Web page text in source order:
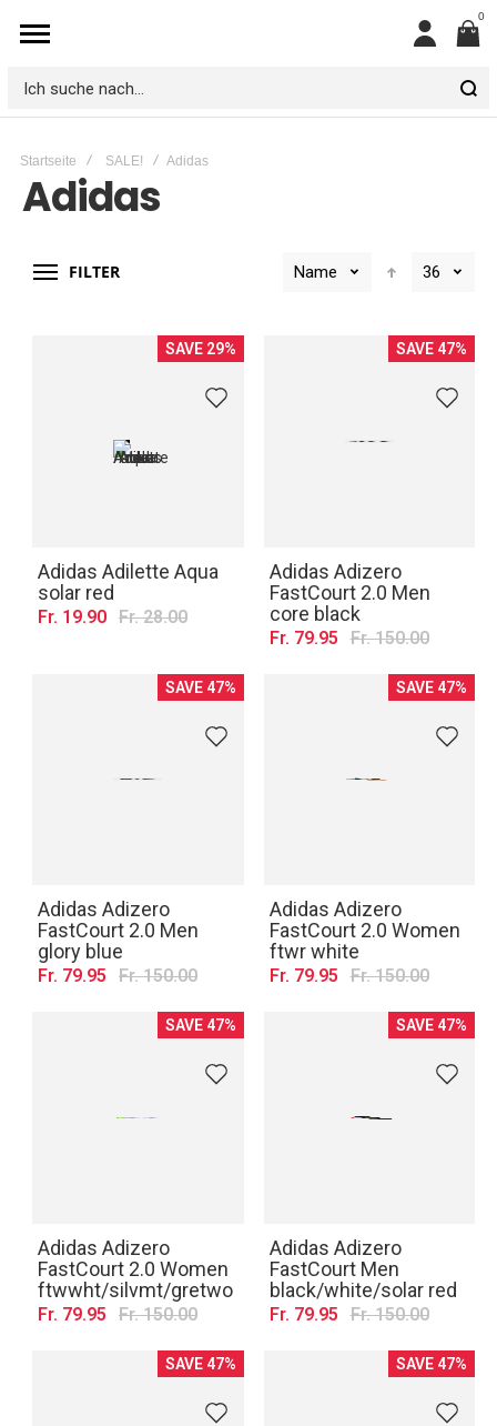
Mein
0
Ich
nach...
Startseite SALE! Adidas
Adidas
FILTER Name 36
SAVE 29%
Adidas Adilette Aqua
solar red
Fr. 19.90 Fr. 28.00
SAVE 47%
Adidas Adizero
FastCourt 2.0 Men
core black
Fr. 79.95 Fr. 150.00
SAVE 47%
Adidas Adizero
FastCourt 2.0 Men
glory blue
Fr. 79.95 Fr. 150.00
SAVE 47%
Adidas Adizero
FastCourt 2.0 Women
ftwr white
Fr. 79.95 Fr. 150.00
SAVE 47%
Adidas Adizero
FastCourt 2.0 Women
ftwwht/silvmt/gretwo
Fr. 79.95 Fr. 150.00
SAVE 47%
Adidas Adizero
FastCourt Men
black/white/solar red
Fr. 79.95 Fr. 150.00
SAVE 47% SAVE 47%